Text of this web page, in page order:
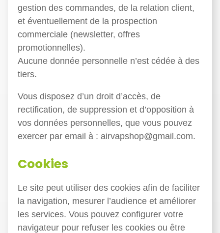
gestion des commandes, de la relation client,
et éventuellement de la prospection
commerciale (newsletter, offres
promotionnelles).
Aucune donnée personnelle n’est cédée à des
tiers.
Vous disposez d’un droit d’accès, de
rectification, de suppression et d’opposition à
vos données personnelles, que vous pouvez
exercer par email à : airvapshop@gmail.com.
Cookies
Le site peut utiliser des cookies afin de faciliter
la navigation, mesurer l’audience et améliorer
les services. Vous pouvez configurer votre
navigateur pour refuser les cookies ou être